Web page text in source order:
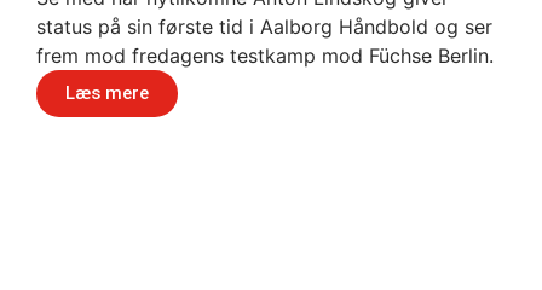
status på sin første tid i Aalborg Håndbold og ser
frem mod fredagens testkamp mod Füchse Berlin.
Læs mere